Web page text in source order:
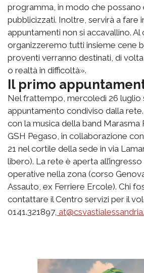
programma, in modo che possano
pubblicizzati. Inoltre, servirà a fare
appuntamenti non si accavallino. Al
organizzeremo tutti insieme cene
proventi verranno destinati, di
o realtà in difficoltà».
Il primo
Nel frattempo, mercoledì 26 luglio
appuntamento condiviso dalla
con la musica della band
GSH Pegaso, in collaborazione
21 nel cortile della sede in via
libero). La rete è aperta
operative nella zona (corso
Assauto, ex Ferriere Ercole). Chi
contattare il Centro servizi per il
0141.321897,